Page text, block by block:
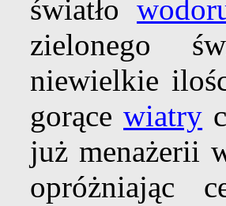
światło
zielonego
niewielkie
gorącewiatry
już menażerii
opróżniając